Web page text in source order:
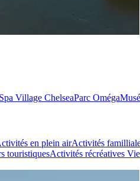
Village ChelseaParc Oméga
en plein airActivités
touristiquesActivités récréatives